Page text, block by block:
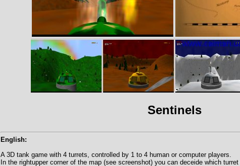
Sentinels
English:
A 3D tank game with 4 turrets, controlled by 1 to 4 human or computer players.
In the rightupper corner of the map (see screenshot) you can deceide which